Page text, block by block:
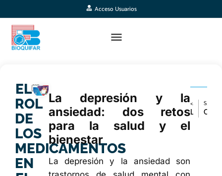
Acceso Usuarios
EL
ROL
DE
LOS
MEDICAMENTOS
EN
La depresión y la
ansiedad: dos retos
para la salud y el
bienestar
La depresión y la ansiedad son
< ARTÍCULO ANTERIOR